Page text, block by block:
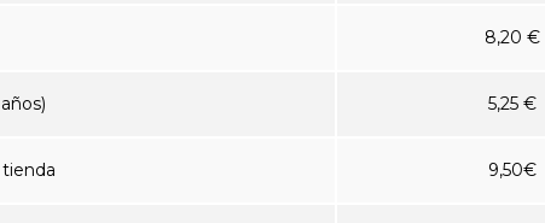
8,20 €
5,25 €
9,50€